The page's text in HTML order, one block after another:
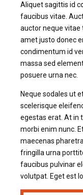
Aliquet sagittis id
faucibus vitae.
auctor neque
amet justo donec
condimentum id
massa sed
posuere urna nec.
Neque sodales ut
scelerisque
egestas erat. At in
morbi enim nunc.
maecenas
fringilla urna
faucibus pulvinar
volutpat. Eget est